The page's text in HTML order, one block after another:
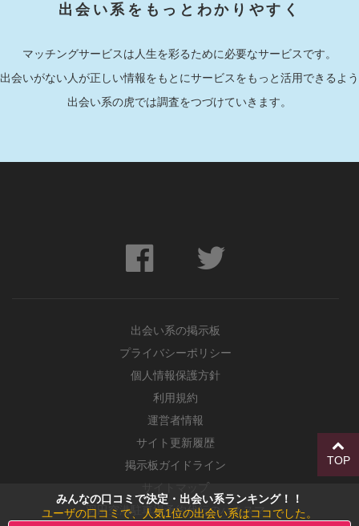
出会い系をもっとわかりやすく
マッチングサービスは人生を彩るために必要なサービスです。
出会いがない人が正しい情報をもとにサービスをもっと活用できるよう
出会い系の虎では調査をつづけていきます。
出会い系の掲示板
プライバシーポリシー
個人情報保護方針
利用規約
運営者情報
サイト更新履歴
掲示板ガイドライン
サイトマップ
羽田空港駐車場予約代行のハネスマ
TOP
みんなの口コミで決定・出会い系ランキング！！
ユーザの口コミで、人気1位の出会い系はココでした。